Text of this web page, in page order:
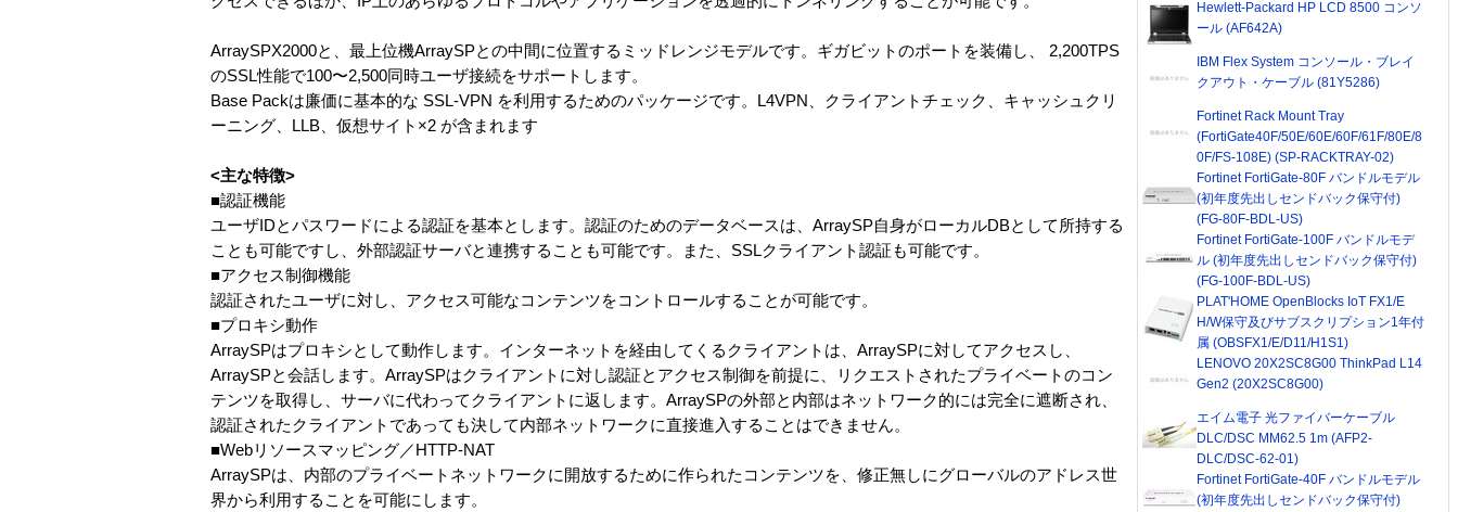
ArraySPX2000と、最上位機ArraySPとの中間に位置するミッドレンジモデルです。ギガビットのポートを装備し、 2,200TPS
のSSL性能で100〜2,500同時ユーザ接続をサポートします。
Base Packは廉価に基本的な SSL-VPN を利用するためのパッケージです。L4VPN、クライアントチェック、キャッシュクリ
ーニング、LLB、仮想サイト×2 が含まれます
<主な特徴>
■認証機能
ユーザIDとパスワードによる認証を基本とします。認証のためのデータベースは、ArraySP自身がローカルDBとして所持する
ことも可能ですし、外部認証サーバと連携することも可能です。また、SSLクライアント認証も可能です。
■アクセス制御機能
認証されたユーザに対し、アクセス可能なコンテンツをコントロールすることが可能です。
■プロキシ動作
ArraySPはプロキシとして動作します。インターネットを経由してくるクライアントは、ArraySPに対してアクセスし、
ArraySPと会話します。ArraySPはクライアントに対し認証とアクセス制御を前提に、リクエストされたプライベートのコン
テンツを取得し、サーバに代わってクライアントに返します。ArraySPの外部と内部はネットワーク的には完全に遮断され、
認証されたクライアントであっても決して内部ネットワークに直接進入することはできません。
■Webリソースマッピング／HTTP-NAT
ArraySPは、内部のプライベートネットワークに開放するために作られたコンテンツを、修正無しにグローバルのアドレス世
界から利用することを可能にします。
Hewlett-Packard HP LCD 8500 コンソ
ール (AF642A)
IBM Flex System コンソール・ブレイ
クアウト・ケーブル (81Y5286)
Fortinet Rack Mount Tray
(FortiGate40F/50E/60E/60F/61F/80E/8
0F/FS-108E) (SP-RACKTRAY-02)
Fortinet FortiGate-80F バンドルモデル
(初年度先出しセンドバック保守付)
(FG-80F-BDL-US)
Fortinet FortiGate-100F バンドルモデ
ル (初年度先出しセンドバック保守付)
(FG-100F-BDL-US)
PLAT'HOME OpenBlocks IoT FX1/E
H/W保守及びサブスクリプション1年付
属 (OBSFX1/E/D11/H1S1)
LENOVO 20X2SC8G00 ThinkPad L14
Gen2 (20X2SC8G00)
エイム電子 光ファイバーケーブル
DLC/DSC MM62.5 1m (AFP2-
DLC/DSC-62-01)
Fortinet FortiGate-40F バンドルモデル
(初年度先出しセンドバック保守付)